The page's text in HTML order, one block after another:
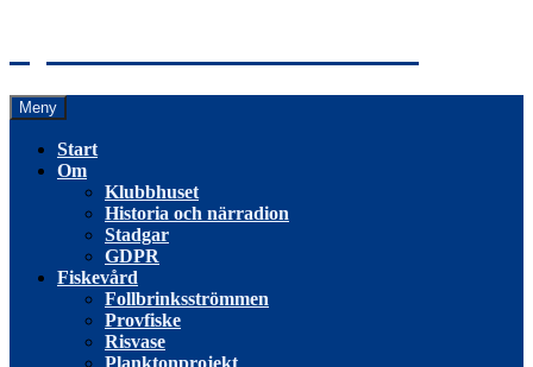
Meny
Start
Om
Klubbhuset
Historia och närradion
Stadgar
GDPR
Fiskevård
Follbrinksströmmen
Provfiske
Risvase
Planktonprojekt